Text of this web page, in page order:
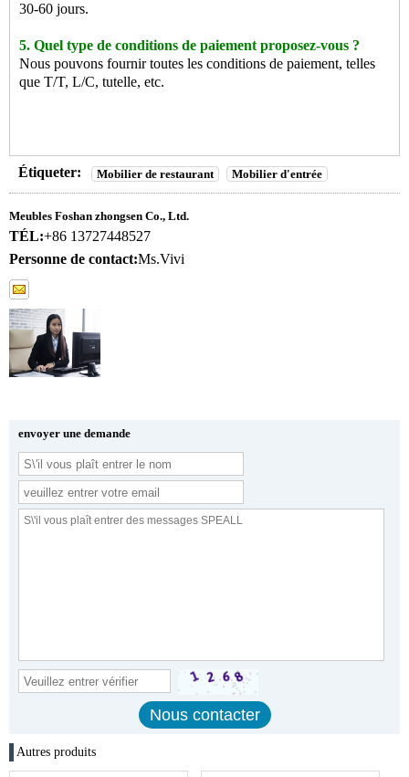
30-60 jours.
5. Quel type de conditions de paiement proposez-vous ?
Nous pouvons fournir toutes les conditions de paiement, telles
que T/T, L/C, tutelle, etc.
Étiqueter: Mobilier de restaurant Mobilier d'entrée
Meubles Foshan zhongsen Co., Ltd.
TÉL:+86 13727448527
Personne de contact:Ms.Vivi
envoyer une demande
Autres produits